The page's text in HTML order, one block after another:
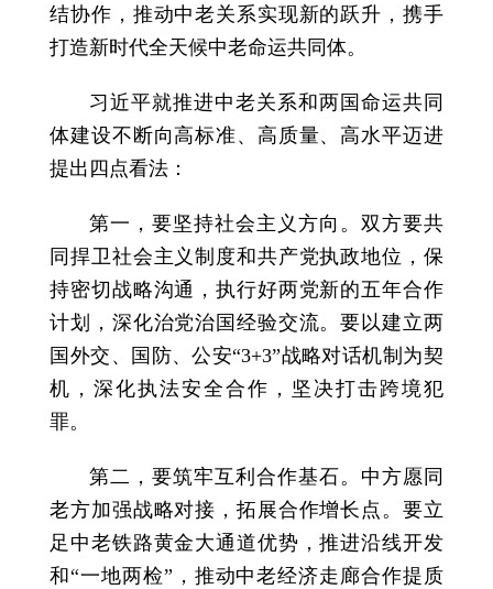
结协作，推动中老关系实现新的跃升，携手
打造新时代全天候中老命运共同体。
习近平就推进中老关系和两国命运共同
体建设不断向高标准、高质量、高水平迈进
提出四点看法：
第一，要坚持社会主义方向。双方要共
同捍卫社会主义制度和共产党执政地位，保
持密切战略沟通，执行好两党新的五年合作
计划，深化治党治国经验交流。要以建立两
国外交、国防、公安“3+3”战略对话机制为契
机，深化执法安全合作，坚决打击跨境犯
罪。
第二，要筑牢互利合作基石。中方愿同
老方加强战略对接，拓展合作增长点。要立
足中老铁路黄金大通道优势，推进沿线开发
和“一地两检”，推动中老经济走廊合作提质